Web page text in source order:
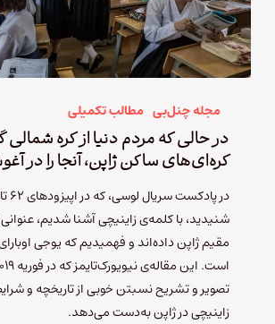
مجله چنل‌بی مطالب تکمیلی
در حالی‌ که مردم دنیا از کره شمالی
کره‌ای‌های ساکن ژاپن، آنجا را در
شنیدید، با کلمه‌ی زاینیچی آشنا شدیم،
مقیم ژاپن داده‌اند و فهمیدیم که یوجی
تصویر و تشریح نسبتن خوبی از تاریخچه و
زاینیچی در ژاپن به‌دست می‌دهد.